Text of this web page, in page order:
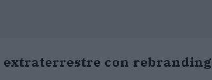
extraterrestre con rebranding